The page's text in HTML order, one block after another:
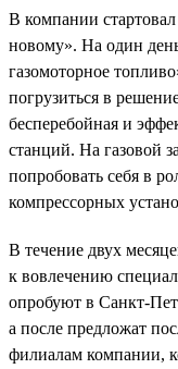
В компании
новому». На один
газомоторное
погрузиться в
бесперебойная и
станций. На газовой
попробовать себя в
компрессорных
В течение двух
к вовлечению
опробуют в Санкт-
а после предложат
филиалам компании,